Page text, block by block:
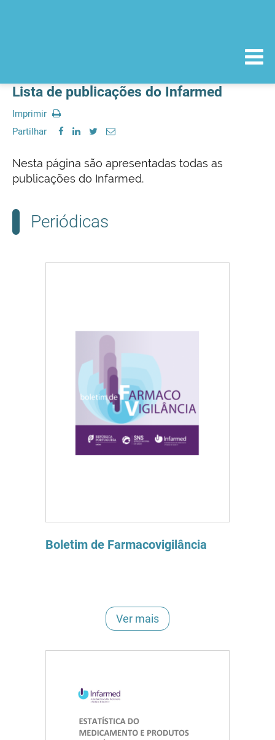
Lista de publicações do Infarmed
Imprimir
Partilhar
Nesta página são apresentadas todas as
publicações do Infarmed.
Periódicas
Boletim de Farmacovigilância
Ver mais